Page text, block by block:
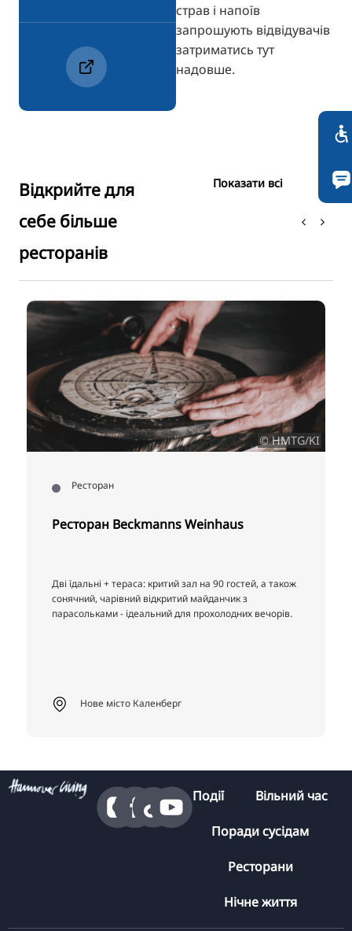
страв і напоїв
запрошують відвідувачів
затриматись тут
надовше.
Відкрийте для
себе більше
ресторанів
Показати всі
© HMTG/KI
Ресторан
Ресторан Beckmanns Weinhaus
Дві їдальні + тераса: критий зал на 90 гостей, а також
сонячний, чарівний відкритий майданчик з
парасольками - ідеальний для прохолодних вечорів.
Нове місто Каленберг
Події Вільний час
Поради сусідам
Ресторани
Нічне життя